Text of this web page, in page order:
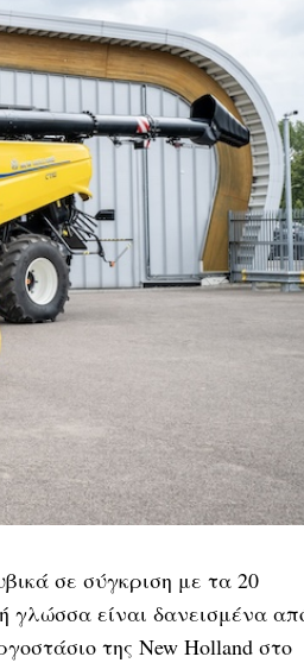
σε σύγκριση με τα 20
γλώσσα είναι δανεισμένα
της New Holland στο